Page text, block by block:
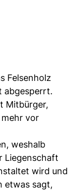
Felsenholz
abgesperrt.
Mitbürger,
vor
weshalb
Liegenschaft
wird und
etwas sagt,